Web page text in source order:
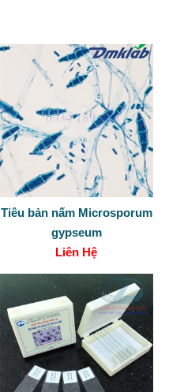
Tiêu bản nấm Microsporum
gypseum
Liên Hệ